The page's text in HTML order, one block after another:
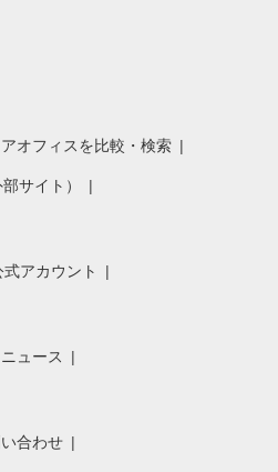
オフィスを比較・検索
サイト）
式アカウント
ュース
合わせ